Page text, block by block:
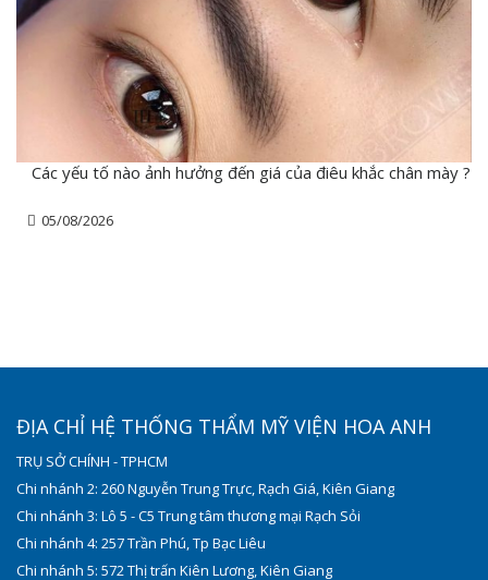
Các yếu tố nào ảnh hưởng đến giá của điêu khắc chân mày ?
05/08/2026
ĐỊA CHỈ HỆ THỐNG THẨM MỸ VIỆN HOA ANH
TRỤ SỞ CHÍNH - TPHCM
Chi nhánh 2: 260 Nguyễn Trung Trực, Rạch Giá, Kiên Giang
Chi nhánh 3: Lô 5 - C5 Trung tâm thương mại Rạch Sỏi
Chi nhánh 4: 257 Trần Phú, Tp Bạc Liêu
Chi nhánh 5: 572 Thị trấn Kiên Lương, Kiên Giang